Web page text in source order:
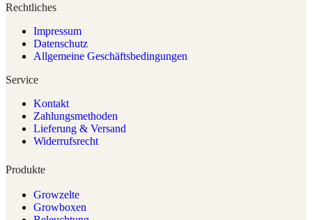
Rechtliches
Impressum
Datenschutz
Allgemeine Geschäftsbedingungen
Service
Kontakt
Zahlungsmethoden
Lieferung & Versand
Widerrufsrecht
Produkte
Growzelte
Growboxen